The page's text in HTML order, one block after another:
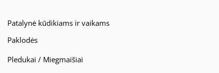
Patalynė kūdikiams ir vaikams
Paklodės
Pledukai / Miegmaišiai